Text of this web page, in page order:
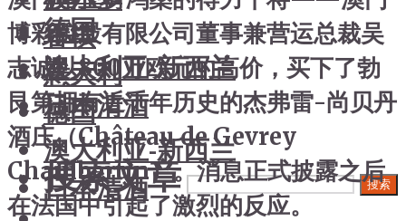
德国
澳大利亚-新西兰
日本清酒
搜索文章 搜索
香槟
意大利
德国
澳大利亚-新西兰
日本清酒
博彩控股有限公司董事兼营运总裁吴
志诚以800万欧元的高价，买下了勃
艮第拥有近千年历史的杰弗雷-尚贝丹
酒庄（Château de Gevrey
Chambertin）。消息正式披露之后
在法国中引起了激烈的反应。